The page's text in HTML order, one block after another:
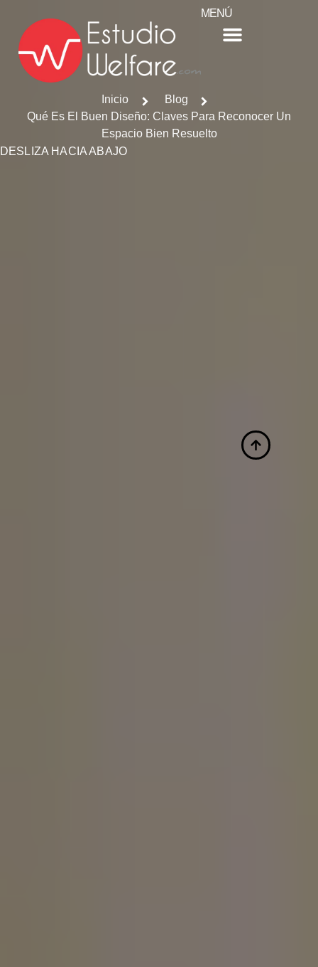
MENÚ
Inicio
Blog
Qué Es El Buen Diseño: Claves Para Reconocer Un
Espacio Bien Resuelto
DESLIZA HACIA ABAJO